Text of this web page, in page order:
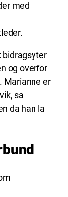
med
bidragsyter
og overfor
Marianne er
sa
da han la